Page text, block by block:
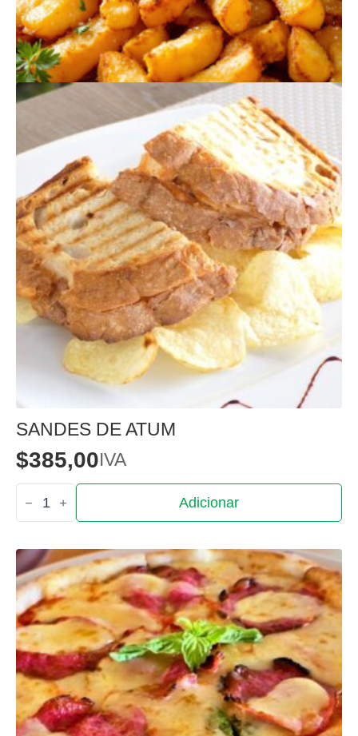
BATATAS FRITAS
$275,00
Quantidade
de
Batatas
Fritas
Adicionar
PRODUTOS
RELACIONADOS
SANDES DE ATUM
$385,00 IVA
Quantidade
de
Sandes
Atum
Adicionar